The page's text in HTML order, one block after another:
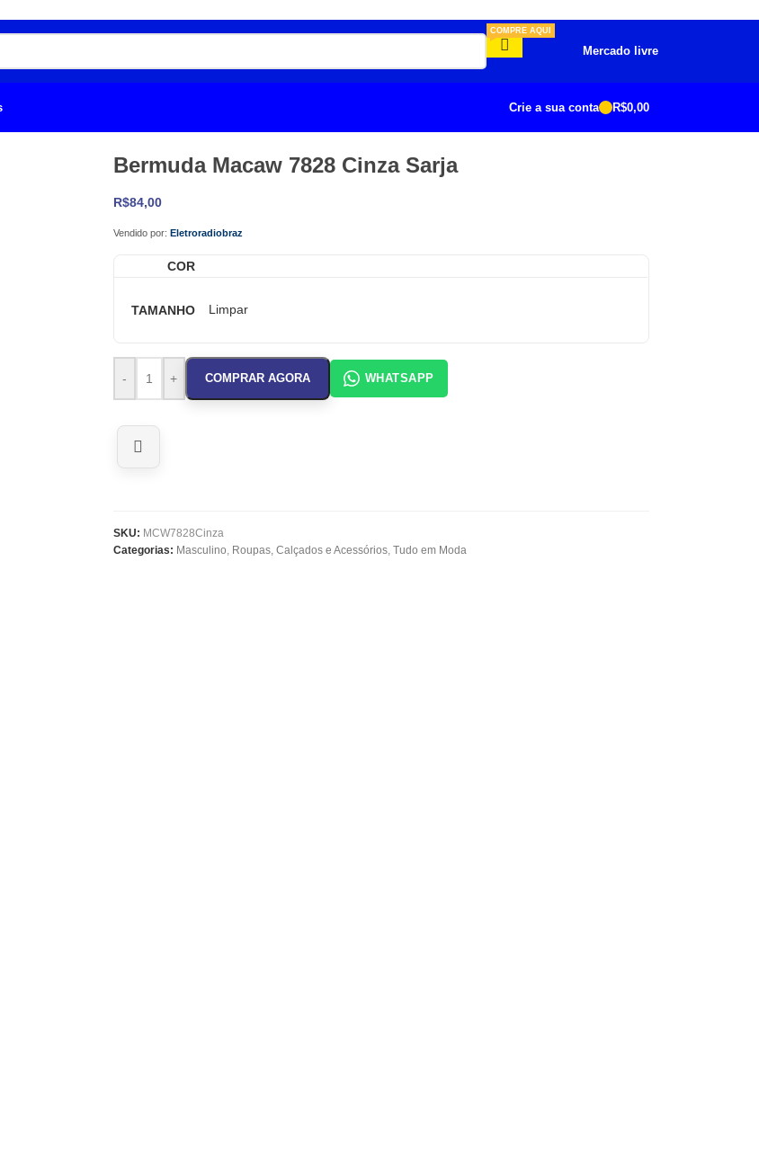
Mercado livre
COMPRE AQUI
Crie a sua conta R$0,00
Bermuda Macaw 7828 Cinza Sarja
R$84,00
Vendido por: Eletroradiobraz
COR
TAMANHO Limpar
- + COMPRAR AGORA WHATSAPP
SKU: MCW7828Cinza
Categorias: Masculino, Roupas, Calçados e Acessórios, Tudo em Moda